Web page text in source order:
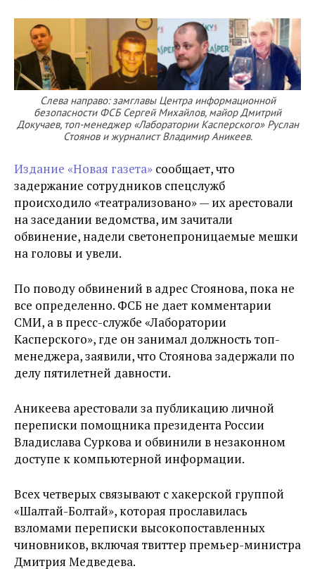
Слева направо: замглавы Центра информационной
безопасности ФСБ Сергей Михайлов, майор Дмитрий
Докучаев, топ-менеджер «Лаборатории Касперского» Руслан
Стоянов и журналист Владимир Аникеев.
Издание «Новая газета» сообщает, что
задержание сотрудников спецслужб
происходило «театрализовано» — их арестовали
на заседании ведомства, им зачитали
обвинение, надели светонепроницаемые мешки
на головы и увели.
По поводу обвинений в адрес Стоянова, пока не
все определенно. ФСБ не дает комментарии
СМИ, а в пресс-службе «Лаборатории
Касперского», где он занимал должность топ-
менеджера, заявили, что Стоянова задержали по
делу пятилетней давности.
Аникеева арестовали за публикацию личной
переписки помощника президента России
Владислава Суркова и обвинили в незаконном
доступе к компьютерной информации.
Всех четверых связывают с хакерской группой
«Шалтай-Болтай», которая прославилась
взломами переписки высокопоставленных
чиновников, включая твиттер премьер-министра
Дмитрия Медведева.